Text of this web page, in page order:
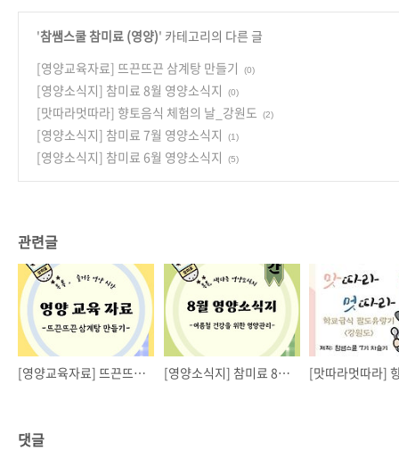
'참쌤스쿨 참미료 (영양)' 카테고리의 다른 글
[영양교육자료] 뜨끈뜨끈 삼계탕 만들기
(0)
[영양소식지] 참미료 8월 영양소식지 (0)
[맛따라멋따라] 향토음식 체험의 날_강원도 (2)
[영양소식지] 참미료 7월 영양소식지 (1)
[영양소식지] 참미료 6월 영양소식지 (5)
관련글
[영양교육자료] 뜨끈뜨끈 삼계탕 만들기 [영양소식지] 참미료 8월 영양소식지
댓글